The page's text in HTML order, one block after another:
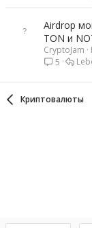
Airdrop
TON и
CryptoJam
5
Криптовалюты